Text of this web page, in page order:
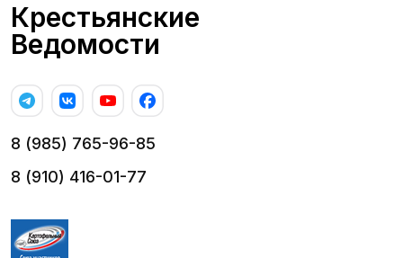
Крестьянские
Ведомости
8 (985) 765-96-85
8 (910) 416-01-77